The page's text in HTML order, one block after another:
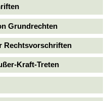
Grundrechten
Rechtsvorschriften
Kraft-Treten